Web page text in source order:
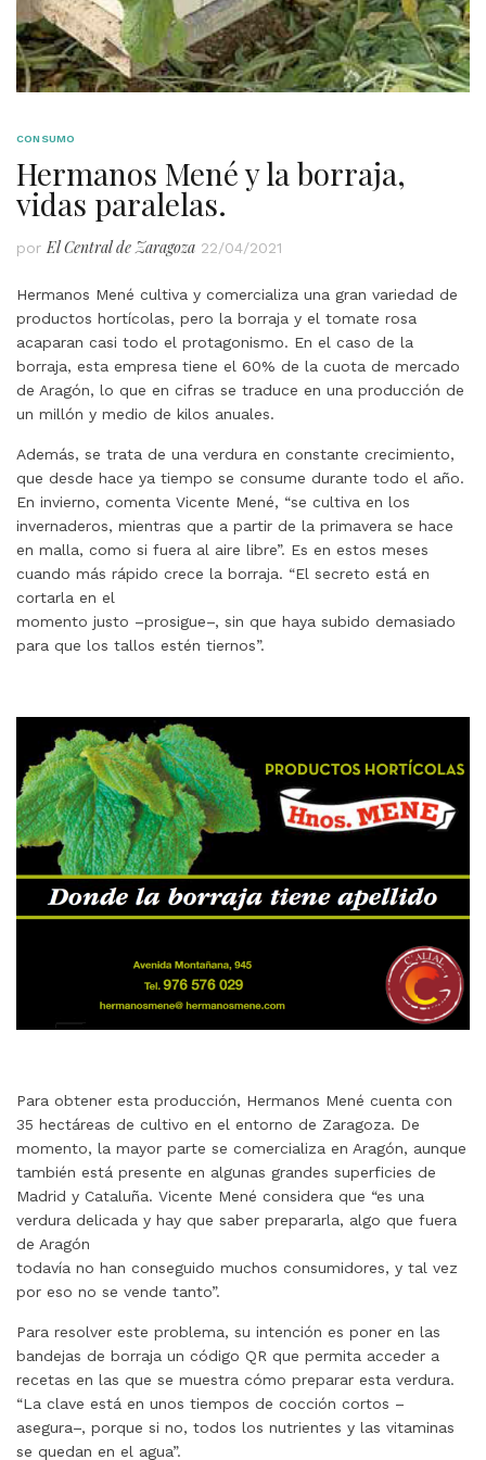
CONSUMO
Hermanos Mené y la borraja,
vidas paralelas.
porEl Central de Zaragoza 22/04/2021
Hermanos Mené cultiva y comercializa una gran variedad de
productos hortícolas, pero la borraja y el tomate rosa
acaparan casi todo el protagonismo. En el caso de la
borraja, esta empresa tiene el 60% de la cuota de mercado
de Aragón, lo que en cifras se traduce en una producción de
un millón y medio de kilos anuales.
Además, se trata de una verdura en constante crecimiento,
que desde hace ya tiempo se consume durante todo el año.
En invierno, comenta Vicente Mené, “se cultiva en los
invernaderos, mientras que a partir de la primavera se hace
en malla, como si fuera al aire libre”. Es en estos meses
cuando más rápido crece la borraja. “El secreto está en
cortarla en el
momento justo –prosigue–, sin que haya subido demasiado
para que los tallos estén tiernos”.
Para obtener esta producción, Hermanos Mené cuenta con
35 hectáreas de cultivo en el entorno de Zaragoza. De
momento, la mayor parte se comercializa en Aragón, aunque
también está presente en algunas grandes superficies de
Madrid y Cataluña. Vicente Mené considera que “es una
verdura delicada y hay que saber prepararla, algo que fuera
de Aragón
todavía no han conseguido muchos consumidores, y tal vez
por eso no se vende tanto”.
Para resolver este problema, su intención es poner en las
bandejas de borraja un código QR que permita acceder a
recetas en las que se muestra cómo preparar esta verdura.
“La clave está en unos tiempos de cocción cortos –
asegura–, porque si no, todos los nutrientes y las vitaminas
se quedan en el agua”.